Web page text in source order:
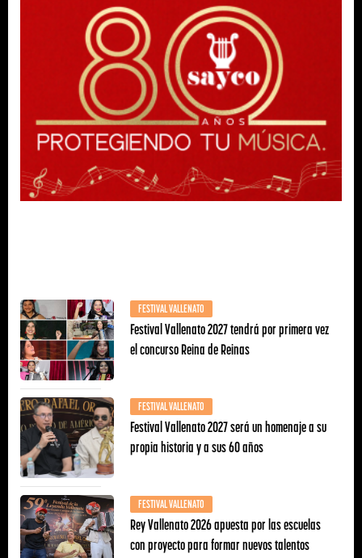
FESTIVAL VALLENATO
Festival Vallenato 2027 tendrá por primera vez
el concurso Reina de Reinas
FESTIVAL VALLENATO
Festival Vallenato 2027 será un homenaje a su
propia historia y a sus 60 años
FESTIVAL VALLENATO
Rey Vallenato 2026 apuesta por las escuelas
con proyecto para formar nuevos talentos